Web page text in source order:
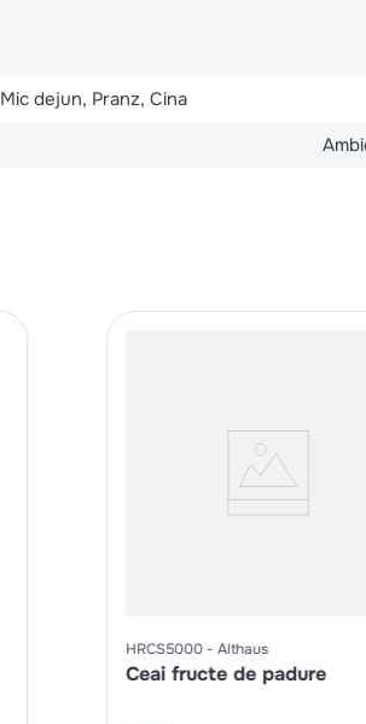
Mic dejun, Pranz, Cina
HRCS5000 Althaus
Ceai fructe de padure